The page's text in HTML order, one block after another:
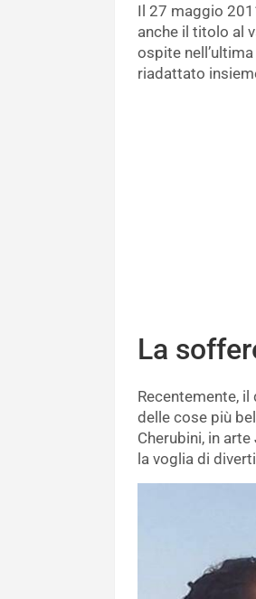
Il 27 maggio
anche il titolo al
ospite
riadattato
La
Recentemente,
delle cose più
Cherubini, in
la voglia di